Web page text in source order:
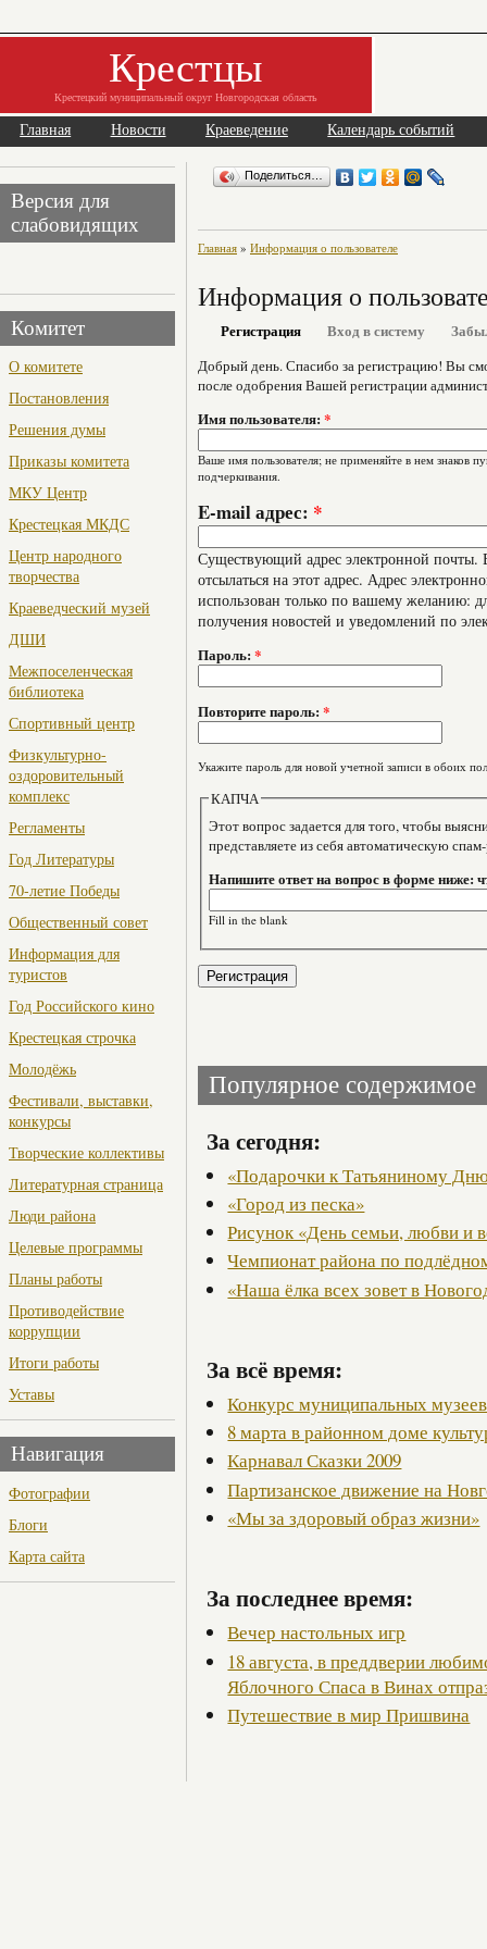
Крестцы
Крестецкий муниципальный округ Новгородская область
Главная Новости Краеведение Календарь событий
Версия для
слабовидящих
Комитет
О комитете
Постановления
Решения думы
Приказы комитета
МКУ Центр
Крестецкая МКДС
Центр народного
творчества
Краеведческий музей
ДШИ
Межпоселенческая
библиотека
Спортивный центр
Физкультурно-
оздоровительный
комплекс
Регламенты
Год Литературы
70-летие Победы
Общественный совет
Информация для
туристов
Год Российского кино
Крестецкая строчка
Молодёжь
Фестивали, выставки,
конкурсы
Творческие коллективы
Литературная страница
Люди района
Целевые программы
Планы работы
Противодействие
коррупции
Итоги работы
Уставы
Навигация
Фотографии
Блоги
Карта сайта
Поделиться…
Главная » Информация о пользователе
Информация о
Регистрация Вход в систему
Добрый день. Спасибо за регистрацию! Вы
после одобрения Вашей регистрации
Имя пользователя: *
Ваше имя пользователя; не применяйте в нем знаков
подчеркивания.
E-mail адрес: *
Существующий адрес электронной почты.
отсылаться на этот адрес. Адрес
использован только по вашему желанию:
получения новостей и уведомлений по
Пароль: *
Повторите пароль: *
Укажите пароль для новой учетной записи в обоих
КАПЧА
Этот вопрос задается для того, чтобы выяснить,
представляете из себя автоматическую
Напишите ответ на вопрос в форме ниже:
Fill in the blank
Популярное содержимое
За сегодня:
«Подарочки к Татьяниному
«Город из песка»
Рисунок «День семьи, любви и
Чемпионат района по
«Наша ёлка всех зовет в
За всё время:
Конкурс муниципальных музеев
8 марта в районном доме
Карнавал Сказки 2009
Партизанское движение на
«Мы за здоровый образ жизни»
За последнее время:
Вечер настольных игр
18 августа, в преддверии
Яблочного Спаса в Винах
Путешествие в мир Пришвина